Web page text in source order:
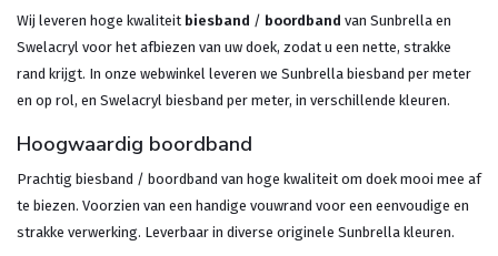
Wij leveren hoge kwaliteit biesband / boordband van Sunbrella en
Swelacryl voor het afbiezen van uw doek, zodat u een nette, strakke
rand krijgt. In onze webwinkel leveren we Sunbrella biesband per meter
en op rol, en Swelacryl biesband per meter, in verschillende kleuren.
Hoogwaardig boordband
Prachtig biesband / boordband van hoge kwaliteit om doek mooi mee af
te biezen. Voorzien van een handige vouwrand voor een eenvoudige en
strakke verwerking. Leverbaar in diverse originele Sunbrella kleuren.